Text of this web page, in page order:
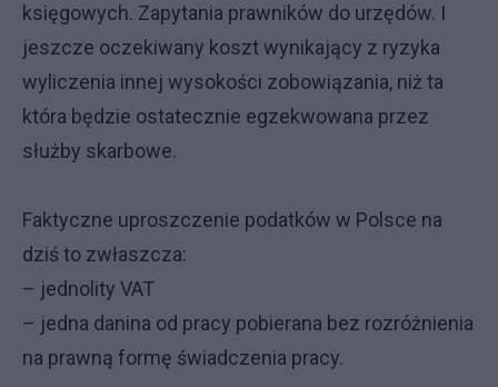
księgowych. Zapytania prawników do urzędów. I
jeszcze oczekiwany koszt wynikający z ryzyka
wyliczenia innej wysokości zobowiązania, niż ta
która będzie ostatecznie egzekwowana przez
służby skarbowe.
Faktyczne uproszczenie podatków w Polsce na
dziś to zwłaszcza:
– jednolity VAT
– jedna danina od pracy pobierana bez rozróżnienia
na prawną formę świadczenia pracy.